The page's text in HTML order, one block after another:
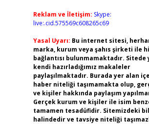
Reklam ve İletişim: Skype:
live:.cid.575569c608265c69
Yasal Uyarı: Bu internet sitesi,
marka, kurum veya şahıs şirketi ile
bağlantısı bulunmamaktadır. Sitede
kendi hazırladığımız makaleler
paylaşılmaktadır. Burada yer alan
haber niteliği taşımamakta olup,
ve kişiler hakkında paylaşım
Gerçek kurum ve kişiler ile isim
tamamen tesadüfidir. Sitemizdeki
halindedir ve tavsiye niteliği